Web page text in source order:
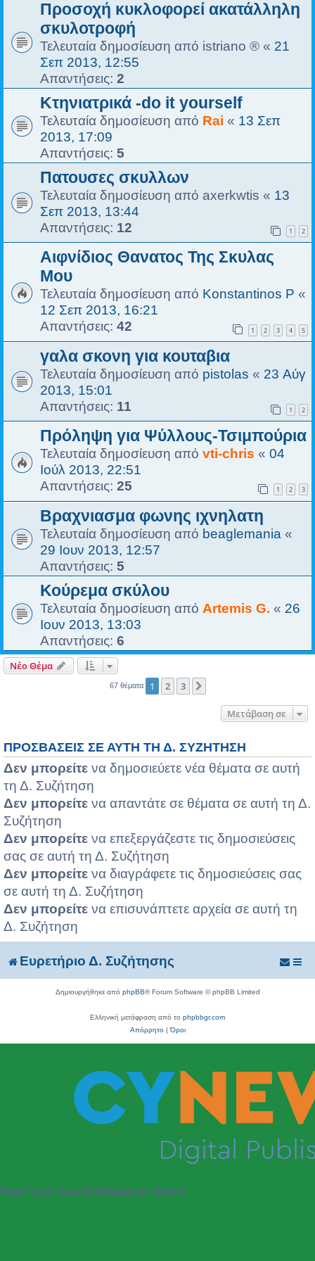
Προσοχή κυκλοφορεί ακατάλληλη
σκυλοτροφή
Τελευταία δημοσίευση από istriano ® « 21
Σεπ 2013, 12:55
Απαντήσεις: 2
Κτηνιατρικά -do it yourself
Τελευταία δημοσίευση από Rai « 13 Σεπ
2013, 17:09
Απαντήσεις: 5
Πατουσες σκυλλων
Τελευταία δημοσίευση από axerkwtis « 13
Σεπ 2013, 13:44
Απαντήσεις: 12 1 2
Αιφνίδιος Θανατος Της Σκυλας
Μου
Τελευταία δημοσίευση από Konstantinos P «
12 Σεπ 2013, 16:21
Απαντήσεις: 42 1 2 3 4 5
γαλα σκονη για κουταβια
Τελευταία δημοσίευση από pistolas « 23 Αύγ
2013, 15:01
Απαντήσεις: 11 1 2
Πρόληψη για Ψύλλους-Τσιμπούρια
Τελευταία δημοσίευση από vti-chris « 04
Ιούλ 2013, 22:51
Απαντήσεις: 25 1 2 3
Βραχνιασμα φωνης ιχνηλατη
Τελευταία δημοσίευση από beaglemania «
29 Ιουν 2013, 12:57
Απαντήσεις: 5
Κούρεμα σκύλου
Τελευταία δημοσίευση από Artemis G. « 26
Ιουν 2013, 13:03
Απαντήσεις: 6
Νέο Θέμα
67 θέματα 1 2 3
Μετάβαση σε
ΠΡΟΣΒΆΣΕΙΣ ΣΕ ΑΥΤΉ ΤΗ Δ. ΣΥΖΉΤΗΣΗ
Δεν μπορείτε να δημοσιεύετε νέα θέματα σε αυτή
τη Δ. Συζήτηση
Δεν μπορείτε να απαντάτε σε θέματα σε αυτή τη Δ.
Συζήτηση
Δεν μπορείτε να επεξεργάζεστε τις δημοσιεύσεις
σας σε αυτή τη Δ. Συζήτηση
Δεν μπορείτε να διαγράφετε τις δημοσιεύσεις σας
σε αυτή τη Δ. Συζήτηση
Δεν μπορείτε να επισυνάπτετε αρχεία σε αυτή τη
Δ. Συζήτηση
Ευρετήριο Δ. Συζήτησης
Δημιουργήθηκε από phpBB® Forum Software © phpBB Limited
Ελληνική μετάφραση από το phpbbgr.com
Απόρρητο|Όροι
Read Your Favorite Magazines Online